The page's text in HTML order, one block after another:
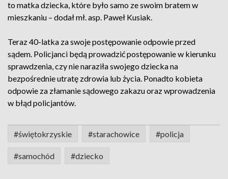
to matka dziecka, które było samo ze swoim bratem w
mieszkaniu – dodał mł. asp. Paweł Kusiak.
Teraz 40-latka za swoje postępowanie odpowie przed
sądem. Policjanci będą prowadzić postępowanie w kierunku
sprawdzenia, czy nie naraziła swojego dziecka na
bezpośrednie utratę zdrowia lub życia. Ponadto kobieta
odpowie za złamanie sądowego zakazu oraz wprowadzenia
w błąd policjantów.
#świętokrzyskie #starachowice #policja
#samochód #dziecko